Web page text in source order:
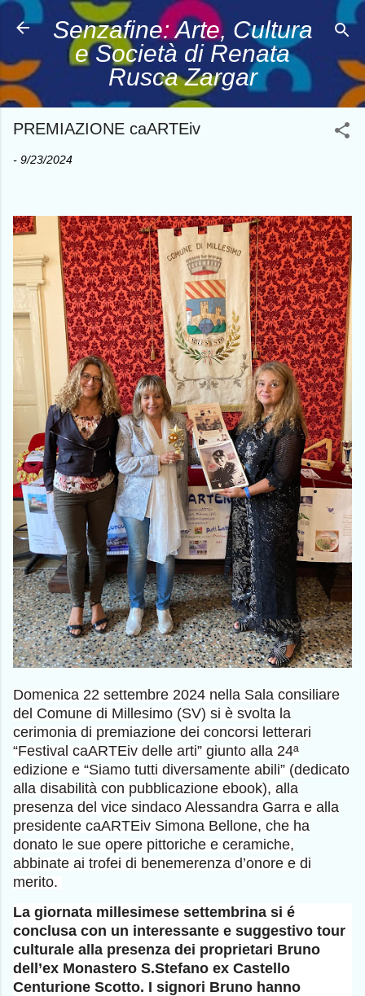
Passa ai contenuti principali
Senzafine: Arte, Cultura
e Società di Renata
Rusca Zargar
PREMIAZIONE caARTEiv
- 9/23/2024
Domenica 22 settembre 2024 nella Sala consiliare
del Comune di Millesimo (SV) si è svolta la
cerimonia di premiazione dei concorsi letterari
“Festival caARTEiv delle arti” giunto alla 24ª
edizione e “Siamo tutti diversamente abili” (dedicato
alla disabilità con pubblicazione ebook), alla
presenza del vice sindaco Alessandra Garra e alla
presidente caARTEiv Simona Bellone, che ha
donato le sue opere pittoriche e ceramiche,
abbinate ai trofei di benemerenza d’onore e di
merito.
La giornata millesimese settembrina si é
conclusa con un interessante e suggestivo tour
culturale alla presenza dei proprietari Bruno
dell’ex Monastero S.Stefano ex Castello
Centurione Scotto. I signori Bruno hanno